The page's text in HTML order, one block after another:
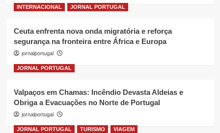
INTERNACIONAL JORNAL PORTUGAL
Ceuta enfrenta nova onda migratória e reforça
segurança na fronteira entre África e Europa
jornalportugal
JORNAL PORTUGAL
Valpaços em Chamas: Incêndio Devasta Aldeias e
Obriga a Evacuações no Norte de Portugal
jornalportugal
JORNAL PORTUGAL TURISMO VIAGEM